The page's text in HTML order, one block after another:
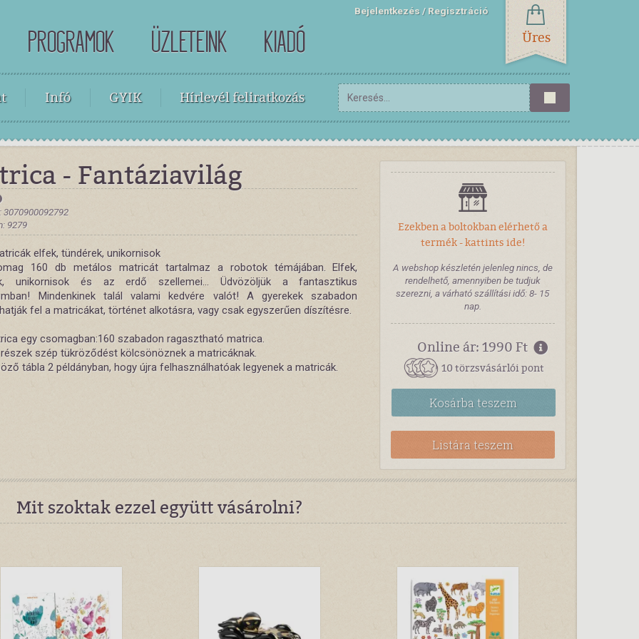
PROGRAMOK ÜZLETEINK KIADÓ
Bejelentkezés Regisztráció
Üres
Infó GYIK Hírlevél feliratkozás
- Fantáziavilág
3070900092792
9279
elfek, tündérek, unikornisok
160 db metálos matricát tartalmaz a robotok témájában. Elfek,
unikornisok és az erdő szellemei... Üdvözöljük a fantasztikus
Mindenkinek talál valami kedvére valót! A gyerekek szabadon
fel a matricákat, történet alkotásra, vagy csak egyszerűen díszítésre.
egy csomagban:160 szabadon ragasztható matrica.
szép tükröződést kölcsönöznek a matricáknak.
tábla 2 példányban, hogy újra felhasználhatóak legyenek a matricák.
Ezekben a boltokban elérhető a
termék - kattints ide!
A webshop készletén jelenleg nincs, de
rendelhető, amennyiben be tudjuk
szerezni, a várható szállítási idő: 8- 15
nap.
Online ár: 1990 Ft
10 törzsvásárlói pont
Kosárbateszem
Listára teszem
Mit szoktak ezzel együtt vásárolni?